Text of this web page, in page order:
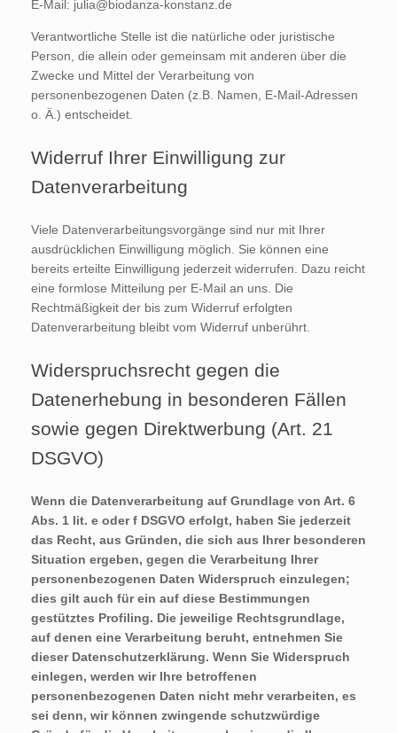
E-Mail: julia@biodanza-konstanz.de
Verantwortliche Stelle ist die natürliche oder juristische
Person, die allein oder gemeinsam mit anderen über die
Zwecke und Mittel der Verarbeitung von
personenbezogenen Daten (z.B. Namen, E-Mail-Adressen
o. Ä.) entscheidet.
Widerruf Ihrer Einwilligung zur
Datenverarbeitung
Viele Datenverarbeitungsvorgänge sind nur mit Ihrer
ausdrücklichen Einwilligung möglich. Sie können eine
bereits erteilte Einwilligung jederzeit widerrufen. Dazu reicht
eine formlose Mitteilung per E-Mail an uns. Die
Rechtmäßigkeit der bis zum Widerruf erfolgten
Datenverarbeitung bleibt vom Widerruf unberührt.
Widerspruchsrecht gegen die
Datenerhebung in besonderen Fällen
sowie gegen Direktwerbung (Art. 21
DSGVO)
Wenn die Datenverarbeitung auf Grundlage von Art. 6
Abs. 1 lit. e oder f DSGVO erfolgt, haben Sie jederzeit
das Recht, aus Gründen, die sich aus Ihrer besonderen
Situation ergeben, gegen die Verarbeitung Ihrer
personenbezogenen Daten Widerspruch einzulegen;
dies gilt auch für ein auf diese Bestimmungen
gestütztes Profiling. Die jeweilige Rechtsgrundlage,
auf denen eine Verarbeitung beruht, entnehmen Sie
dieser Datenschutzerklärung. Wenn Sie Widerspruch
einlegen, werden wir Ihre betroffenen
personenbezogenen Daten nicht mehr verarbeiten, es
sei denn, wir können zwingende schutzwürdige